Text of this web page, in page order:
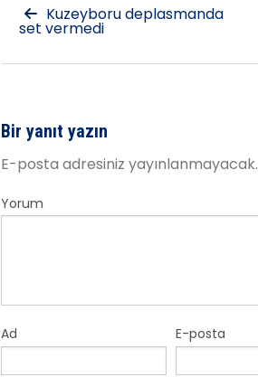
Kuzeyboru deplasmanda
set vermedi
Bir yanıt yazın
E-posta adresiniz yayınlanmayacak.
Yorum
Ad E-posta